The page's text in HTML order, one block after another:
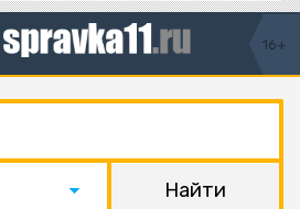
16+